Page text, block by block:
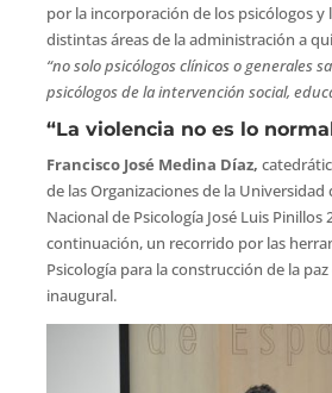
por la incorporación de los psicólogos y
distintas áreas de la administración a
“no solo psicólogos clínicos o generales
psicólogos de la intervención social,
“La violencia no es lo
Francisco José Medina Díaz,
de las Organizaciones de la Universidad
Nacional de Psicología José Luis Pinillos
continuación, un recorrido por las
Psicología para la construcción de la
inaugural.